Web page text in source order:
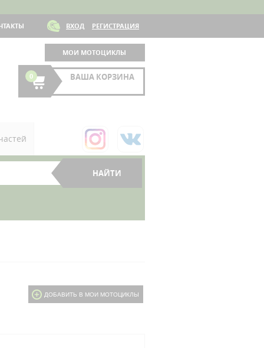
ВХОД РЕГИСТРАЦИЯ
МОИ МОТОЦИКЛЫ
0 ВАША КОРЗИНА
ДОБАВИТЬ В МОИ МОТОЦИКЛЫ